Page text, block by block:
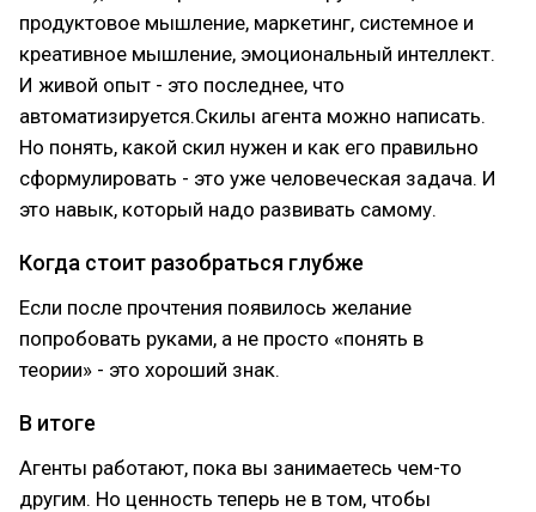
продуктовое мышление, маркетинг, системное и
креативное мышление, эмоциональный интеллект.
И живой опыт - это последнее, что
автоматизируется.Скилы агента можно написать.
Но понять, какой скил нужен и как его правильно
сформулировать - это уже человеческая задача. И
это навык, который надо развивать самому.
Когда стоит разобраться глубже
Если после прочтения появилось желание
попробовать руками, а не просто «понять в
теории» - это хороший знак.
В итоге
Агенты работают, пока вы занимаетесь чем-то
другим. Но ценность теперь не в том, чтобы